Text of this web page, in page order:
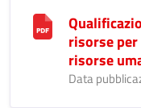
risorse
risorse
Data